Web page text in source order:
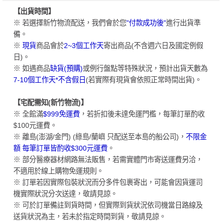
【出貨時間】
※ 若選擇新竹物流配送，我們會於您"付款成功後"進行出貨準
備。
※ 現貨商品會於2~3個工作天寄出商品(不含週六日及國定例假
日)。
※ 如遇商品缺貨(預購)或例行盤點等特殊狀況，預計出貨天數為
7-10個工作天*不含假日 (若實際有現貨會依照正常時間出貨)。
【宅配需知(新竹物流)】
※ 全館滿$999免運費，若折扣後未達免運門檻，每筆訂單酌收
$100元運費。
※ 離島(澎湖/金門) (綠島/蘭嶼 只配送至本島的船公司)， 不限金
額 每筆訂單皆酌收$300元運費。
※ 部分醫療器材網路無法販售，若需實體門市寄送運費另洽，
不適用於線上購物免運規則。
※ 訂單若因實際包裝狀況而分多件包裹寄出，可能會因貨運司
機實際狀況分次送達，敬請見諒。
※ 可於訂單備註到貨時間，但實際到貨狀況依司機當日路線及
送貨狀況為主，若未於指定時間到貨，敬請見諒。